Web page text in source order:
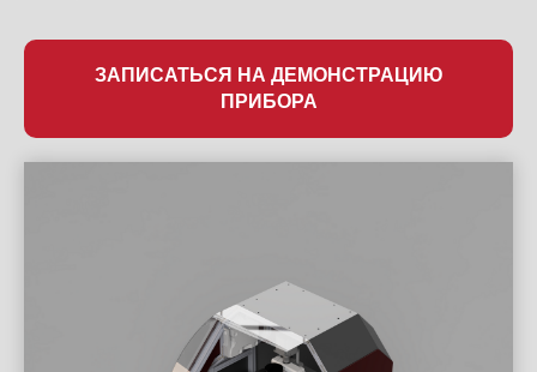
ЗАПИСАТЬСЯ НА ДЕМОНСТРАЦИЮ
ПРИБОРА